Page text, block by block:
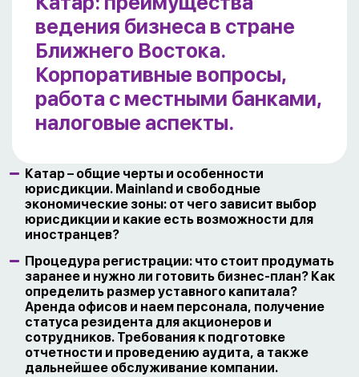
ведения бизнеса в стране
Ближнего Востока.
Корпоративные вопросы,
работа с местными банками,
налоговые аспекты.
Катар – общие черты и особенности
юрисдикции. Mainland и свободные
экономические зоны: от чего зависит выбор
юрисдикции и какие есть возможности для
иностранцев?
Процедура регистрации: что стоит продумать
заранее и нужно ли готовить бизнес-план? Как
определить размер уставного капитала?
Аренда офисов и наем персонала, получение
статуса резидента для акционеров и
сотрудников. Требования к подготовке
отчетности и проведению аудита, а также
дальнейшее обслуживание компании.